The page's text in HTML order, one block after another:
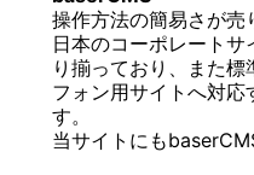
操作方法の簡易さが売
日本のコーポレート
り揃っており、また標
フォン用サイトへ対応
す。
当サイトにも